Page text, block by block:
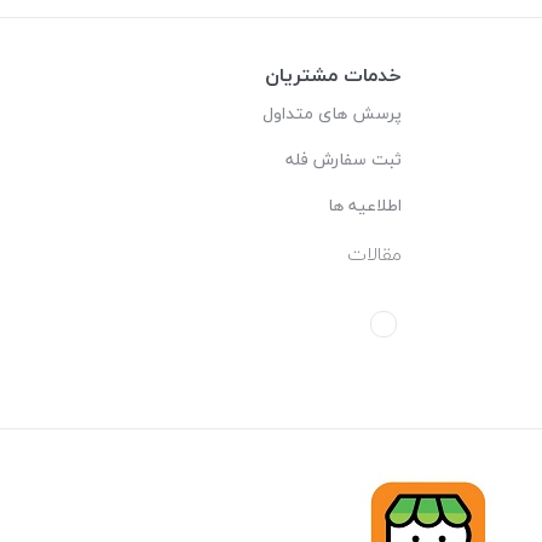
خدمات مشتریان
پرسش های متداول
ثبت سفارش فله
اطلاعیه ها
مقالات